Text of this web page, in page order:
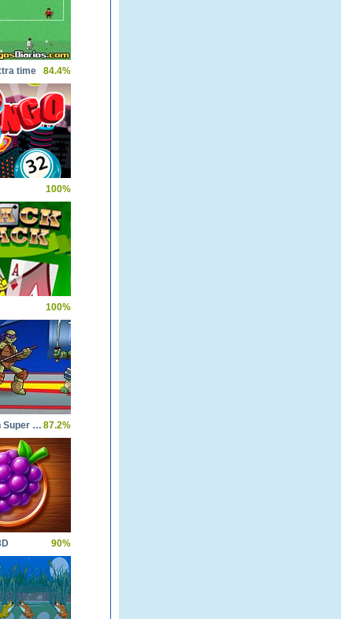
time 84.4%
100%
100%
Nickelodeon Super Brawl World 87.2%
90%